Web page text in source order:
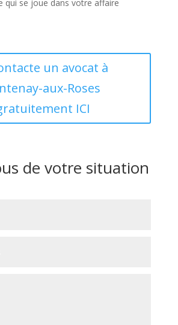
qui se joue dans votre affaire
un avocat à
aux-Roses
ICI
de votre situation